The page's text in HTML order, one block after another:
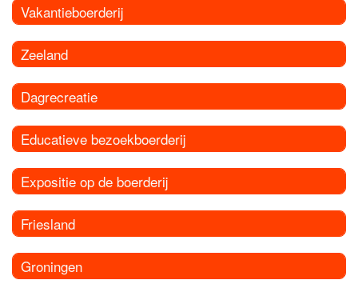
Vakantieboerderij
Zeeland
Dagrecreatie
Educatieve bezoekboerderij
Expositie op de boerderij
Friesland
Groningen